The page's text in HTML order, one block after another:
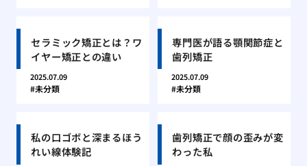
セラミック矯正とは？ワ
イヤー矯正との違い
2025.07.09
未分類
専門医が語る顎関節症と
歯列矯正
2025.07.09
未分類
私の口ゴボと深まるほう
れい線体験記
歯列矯正で顔の歪みが変
わった私